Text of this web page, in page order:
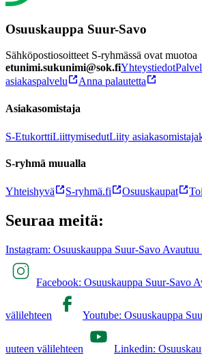
Osuuskauppa Suur-Savo
Sähköpostiosoitteet S-ryhmässä ovat muotoa
etunimi.sukunimi@sok.fiYhteystiedot
asiakaspalvelu
Anna palautetta
Asiakasomistaja
S-EtukorttiLiittymisedutLiity
S-ryhmä muualla
Yhteishyvä S-ryhmä.fi Osuuskaupat
Seuraa meitä:
Instagram: Osuuskauppa Suur-Savo
Facebook: Osuuskauppa Suur-Savo
välilehteen Youtube: Osuuskauppa
uuteen välilehteen Linkedin: